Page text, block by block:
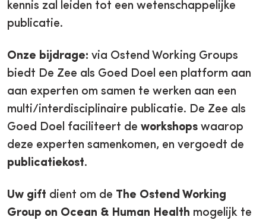
kennis zal leiden tot een wetenschappelijke
publicatie.
Onze bijdrage: via Ostend Working Groups
biedt De Zee als Goed Doel een platform aan
aan experten om samen te werken aan een
multi/interdisciplinaire publicatie. De Zee als
Goed Doel faciliteert de workshops waarop
deze experten samenkomen, en vergoedt de
publicatiekost.
Uw gift dient om de The Ostend Working
Group on Ocean & Human Health mogelijk te